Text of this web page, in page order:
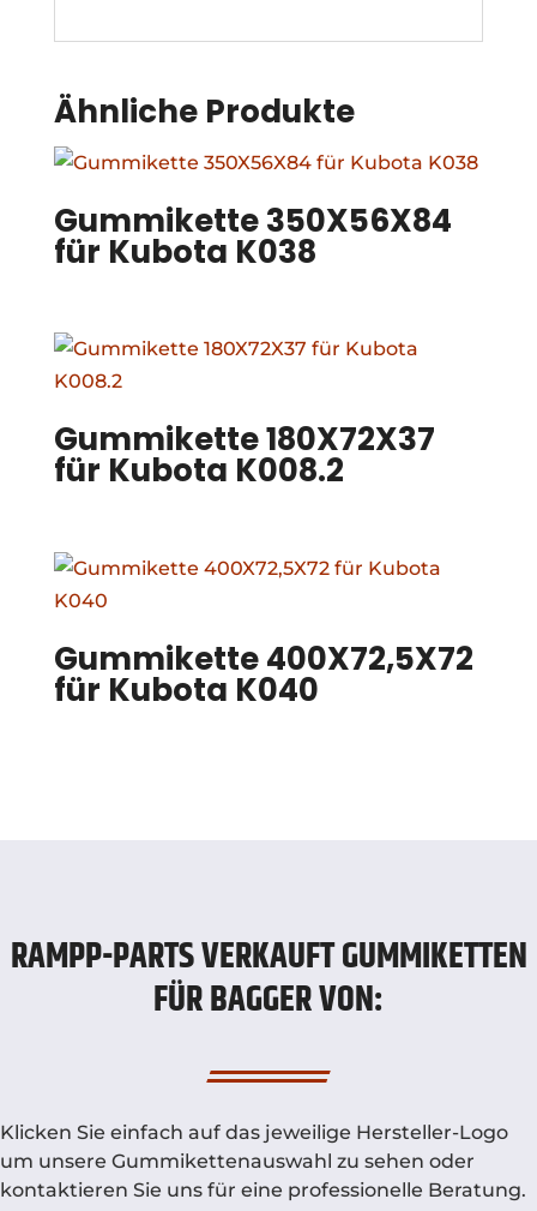
Ähnliche Produkte
Gummikette 350X56X84
für Kubota K038
Gummikette 180X72X37
für Kubota K008.2
Gummikette 400X72,5X72
für Kubota K040
RAMPP-PARTS VERKAUFT GUMMIKETTEN
FÜR BAGGER VON:
Klicken Sie einfach auf das jeweilige Hersteller-Logo
um unsere Gummikettenauswahl zu sehen oder
kontaktieren Sie uns für eine professionelle Beratung.